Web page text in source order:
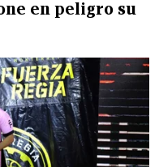
en peligro su